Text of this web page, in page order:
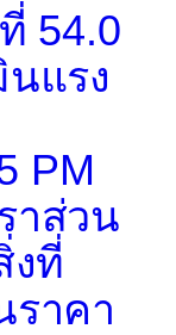
54.0
แรง
PM
าส่วน
งที่
ราคา